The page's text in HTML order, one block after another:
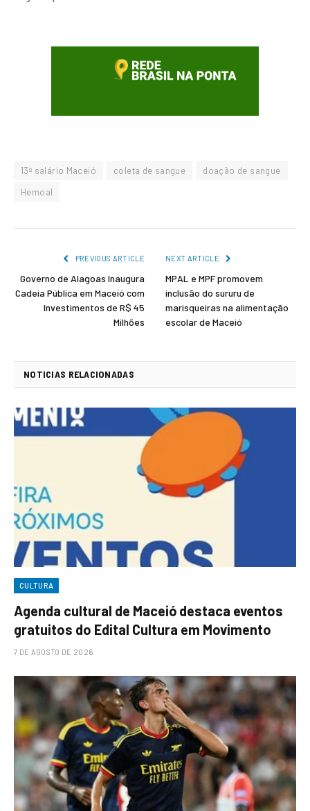
13º salário Maceió coleta de sangue
doação de sangue
Hemoal
PREVIOUS ARTICLE
Governo de Alagoas Inaugura
Cadeia Pública em Maceió com
Investimentos de R$ 45
Milhões
NEXT ARTICLE
MPAL e MPF promovem
inclusão do sururu de
marisqueiras na alimentação
escolar de Maceió
NOTICIAS RELACIONADAS
CULTURA
Agenda cultural de Maceió destaca eventos
gratuitos do Edital Cultura em Movimento
7 DE AGOSTO DE 2026